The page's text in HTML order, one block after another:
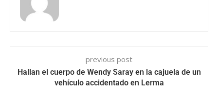
previous post
Hallan el cuerpo de Wendy Saray en la cajuela de un
vehículo accidentado en Lerma